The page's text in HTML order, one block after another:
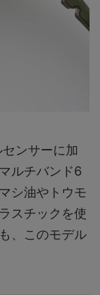
ンサーに加
ルチバンド6
シ油やトウモ
スチックを使
、このモデル